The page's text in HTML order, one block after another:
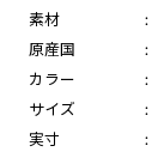
素材
:
原産国
:
カラー
:
サイズ
:
実寸
: